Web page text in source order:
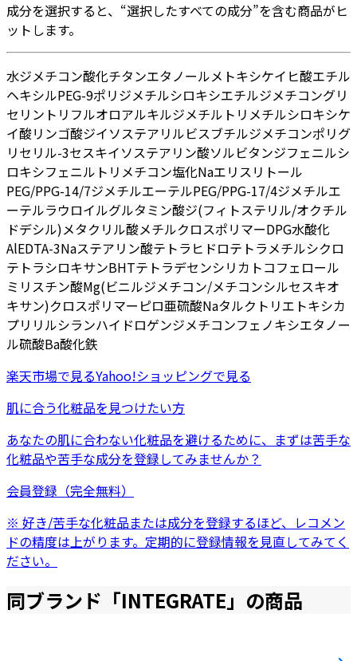
成分を選択すると、“選択したすべての成分”を含む商品がヒ
ットします。
水ジメチコン酸化チタンエタノールメトキシケイヒ酸エチル
ヘキシルPEG-9ポリジメチルシロキシエチルジメチコングリ
セリン トリフルオロアルキルジメチルトリメチルシロキシケ
イ酸リンゴ酸ジイソステアリルビスブチルジメチコンポリグ
リセリル-3セスキイソステアリン酸ソルビタンジフェニルシ
ロキシフェニルトリメチコン塩化Naエリスリトール
PEG/PPG-14/7ジメチルエーテルPEG/PPG-17/4ジメチルエ
ーテルラウロイルグルタミン酸ジ(フィトステリル/オクチル
ドデシル)メタクリル酸メチルクロスポリマーDPG水酸化
AlEDTA-3Naステアリン酸テトラヒドロテトラメチルシクロ
テトラシロキサンBHTテトラデセンシリカ トコフェロール
ミリスチン酸Mg(ビニルジメチコン/メチコンシルセスキオ
キサン)クロスポリマー ピロ亜硫酸Naタルク トリエトキシカ
プリリルシランハイドロゲンジメチコンフェノキシエタノー
ル硫酸Ba酸化鉄
楽天市場で見るYahoo!ショッピングで見る
肌に合う化粧品を見つけたい方
あなたの肌に合わない化粧品を避けるために、まずは苦手な
化粧品や苦手な成分を登録してみませんか？
会員登録（完全無料）
※ 好き/苦手な化粧品または成分を登録するほど、レコメン
ドの精度は上がります。定期的に登録情報を見直してみてく
ださい。
同ブランド「INTEGRATE」の商品